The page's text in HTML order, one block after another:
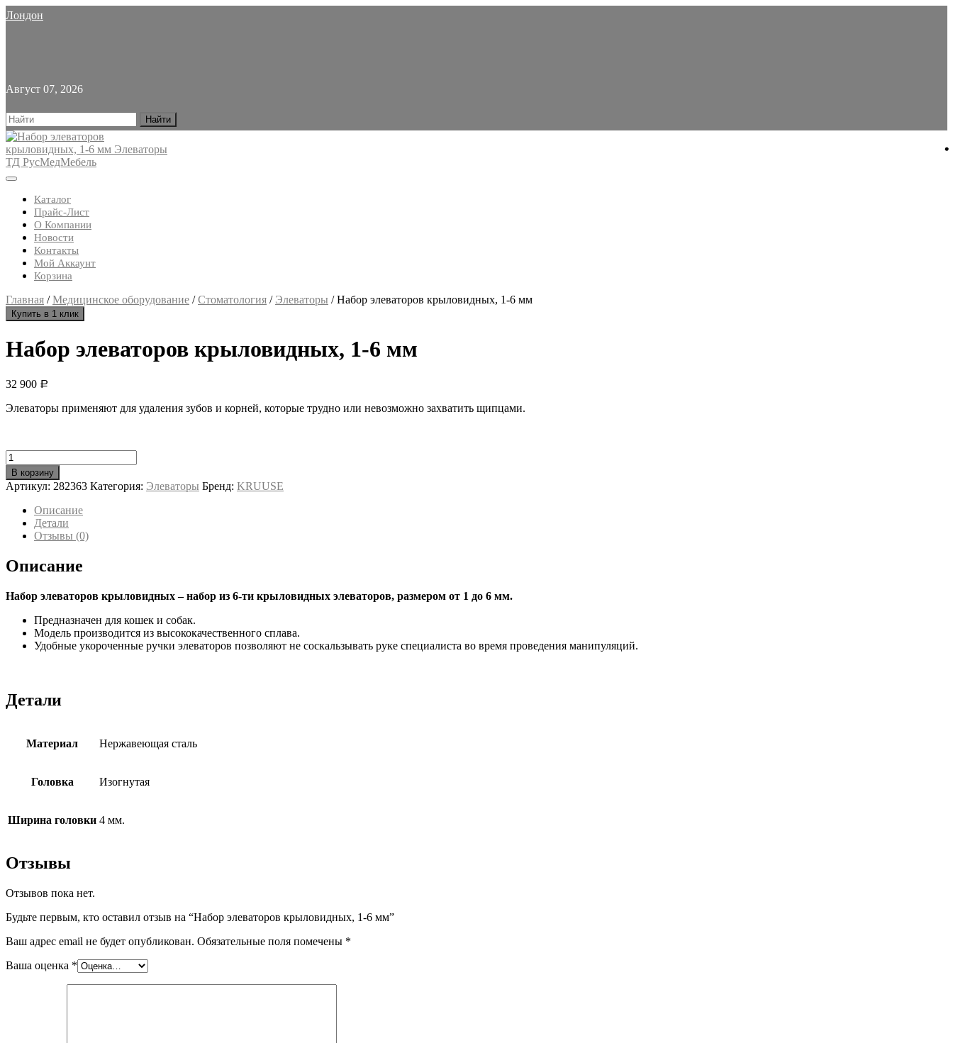
Skip
to
Лондон
Август 07, 2026
Search
for:
Open
ButtonКаталог
Прайс-Лист
О Компании
Новости
Контакты
Мой Аккаунт
Корзина
Close
Button
Главная /Медицинское оборудование /Стоматология / Элеваторы / Набор элеваторов крыловидных, 1-6 мм
Купить в 1 клик
Набор элеваторов крыловидных, 1-6 мм
32 900 Р
Элеваторы применяют для удаления зубов и корней, которые трудно или невозможно захватить щипцами.
Количество
товара
Набор
элеваторов
крыловидных,
В корзину
Артикул: 282363 Категория: Элеваторы Бренд: KRUUSE
Описание
Детали
Отзывы (0)
Описание
Набор элеваторов крыловидных – набор из 6-ти крыловидных элеваторов, размером от 1 до 6 мм.
Предназначен для кошек и собак.
Модель производится из высококачественного сплава.
Удобные укороченные ручки элеваторов позволяют не соскальзывать руке специалиста во время проведения манипуляций.
Детали
Материал Нержавеющая сталь
Головка Изогнутая
Ширина головки 4 мм.
Отзывы
Отзывов пока нет.
Будьте первым, кто оставил отзыв на “Набор элеваторов крыловидных, 1-6 мм”
Ваш адрес email не будет опубликован. Обязательные поля помечены *
Ваша оценка *